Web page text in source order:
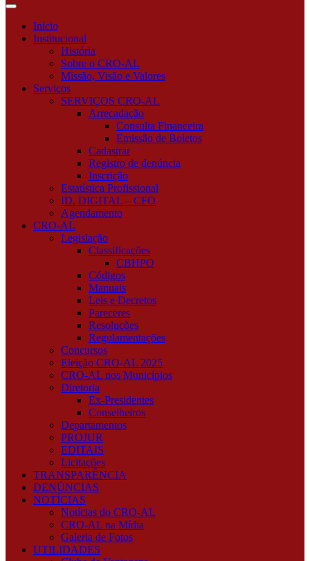
você
procurando?
Início
Institucional
História
Sobre o CRO-AL
Missão, Visão e Valores
Serviços
SERVIÇOS CRO-AL
Arrecadação
Consulta Financeira
Emissão de Boletos
Cadastrar
Registro de denúncia
Inscrição
Estatística Profissional
ID. DIGITAL – CFO
Agendamento
CRO-AL
Legislação
Classificações
CBHPO
Códigos
Manuais
Leis e Decretos
Pareceres
Resoluções
Regulamentações
Concursos
Eleição CRO-AL 2025
CRO-AL nos Municípios
Diretoria
Ex-Presidentes
Conselheiros
Departamentos
PROJUR
EDITAIS
Licitações
TRANSPARÊNCIA
DENÚNCIAS
NOTÍCIAS
Notícias do CRO-AL
CRO-AL na Mídia
Galeria de Fotos
UTILIDADES